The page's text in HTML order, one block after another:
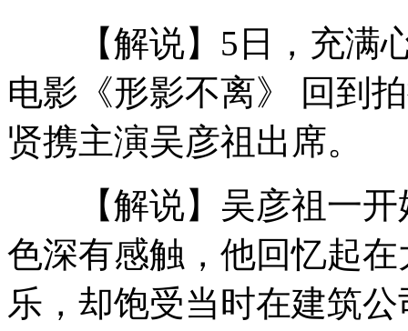
游客动物世界自驾车被老虎咬坏
"911"5名嫌犯受多项指控
【解说】5日，充满心
电影《形影不离》 回到
贤携主演吴彦祖出席。
【解说】吴彦祖一开
色深有感触，他回忆起
乐，却饱受当时在建筑